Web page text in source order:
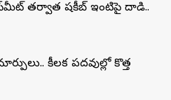
తర్వాత షకీబ్‌ ఇంటిపై దాడి..
కీలక పదవుల్లో కొత్త